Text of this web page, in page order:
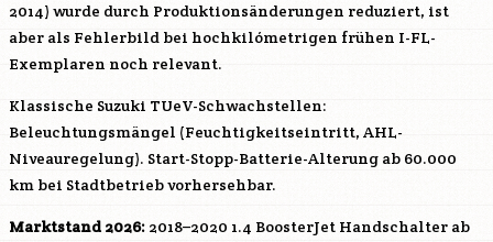
2014) wurde durch Produktionsänderungen reduziert, ist
aber als Fehlerbild bei hochkilómetrigen frühen I-FL-
Exemplaren noch relevant.
Klassische Suzuki TUeV-Schwachstellen:
Beleuchtungsmängel (Feuchtigkeitseintritt, AHL-
Niveauregelung). Start-Stopp-Batterie-Alterung ab 60.000
km bei Stadtbetrieb vorhersehbar.
Marktstand 2026: 2018–2020 1.4 BoosterJet Handschalter ab